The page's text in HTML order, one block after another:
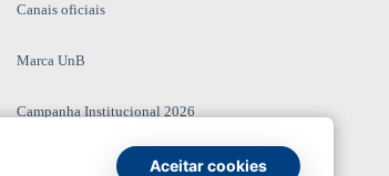
Canais oficiais
Marca UnB
Campanha Institucional 2026
Aceitar cookies